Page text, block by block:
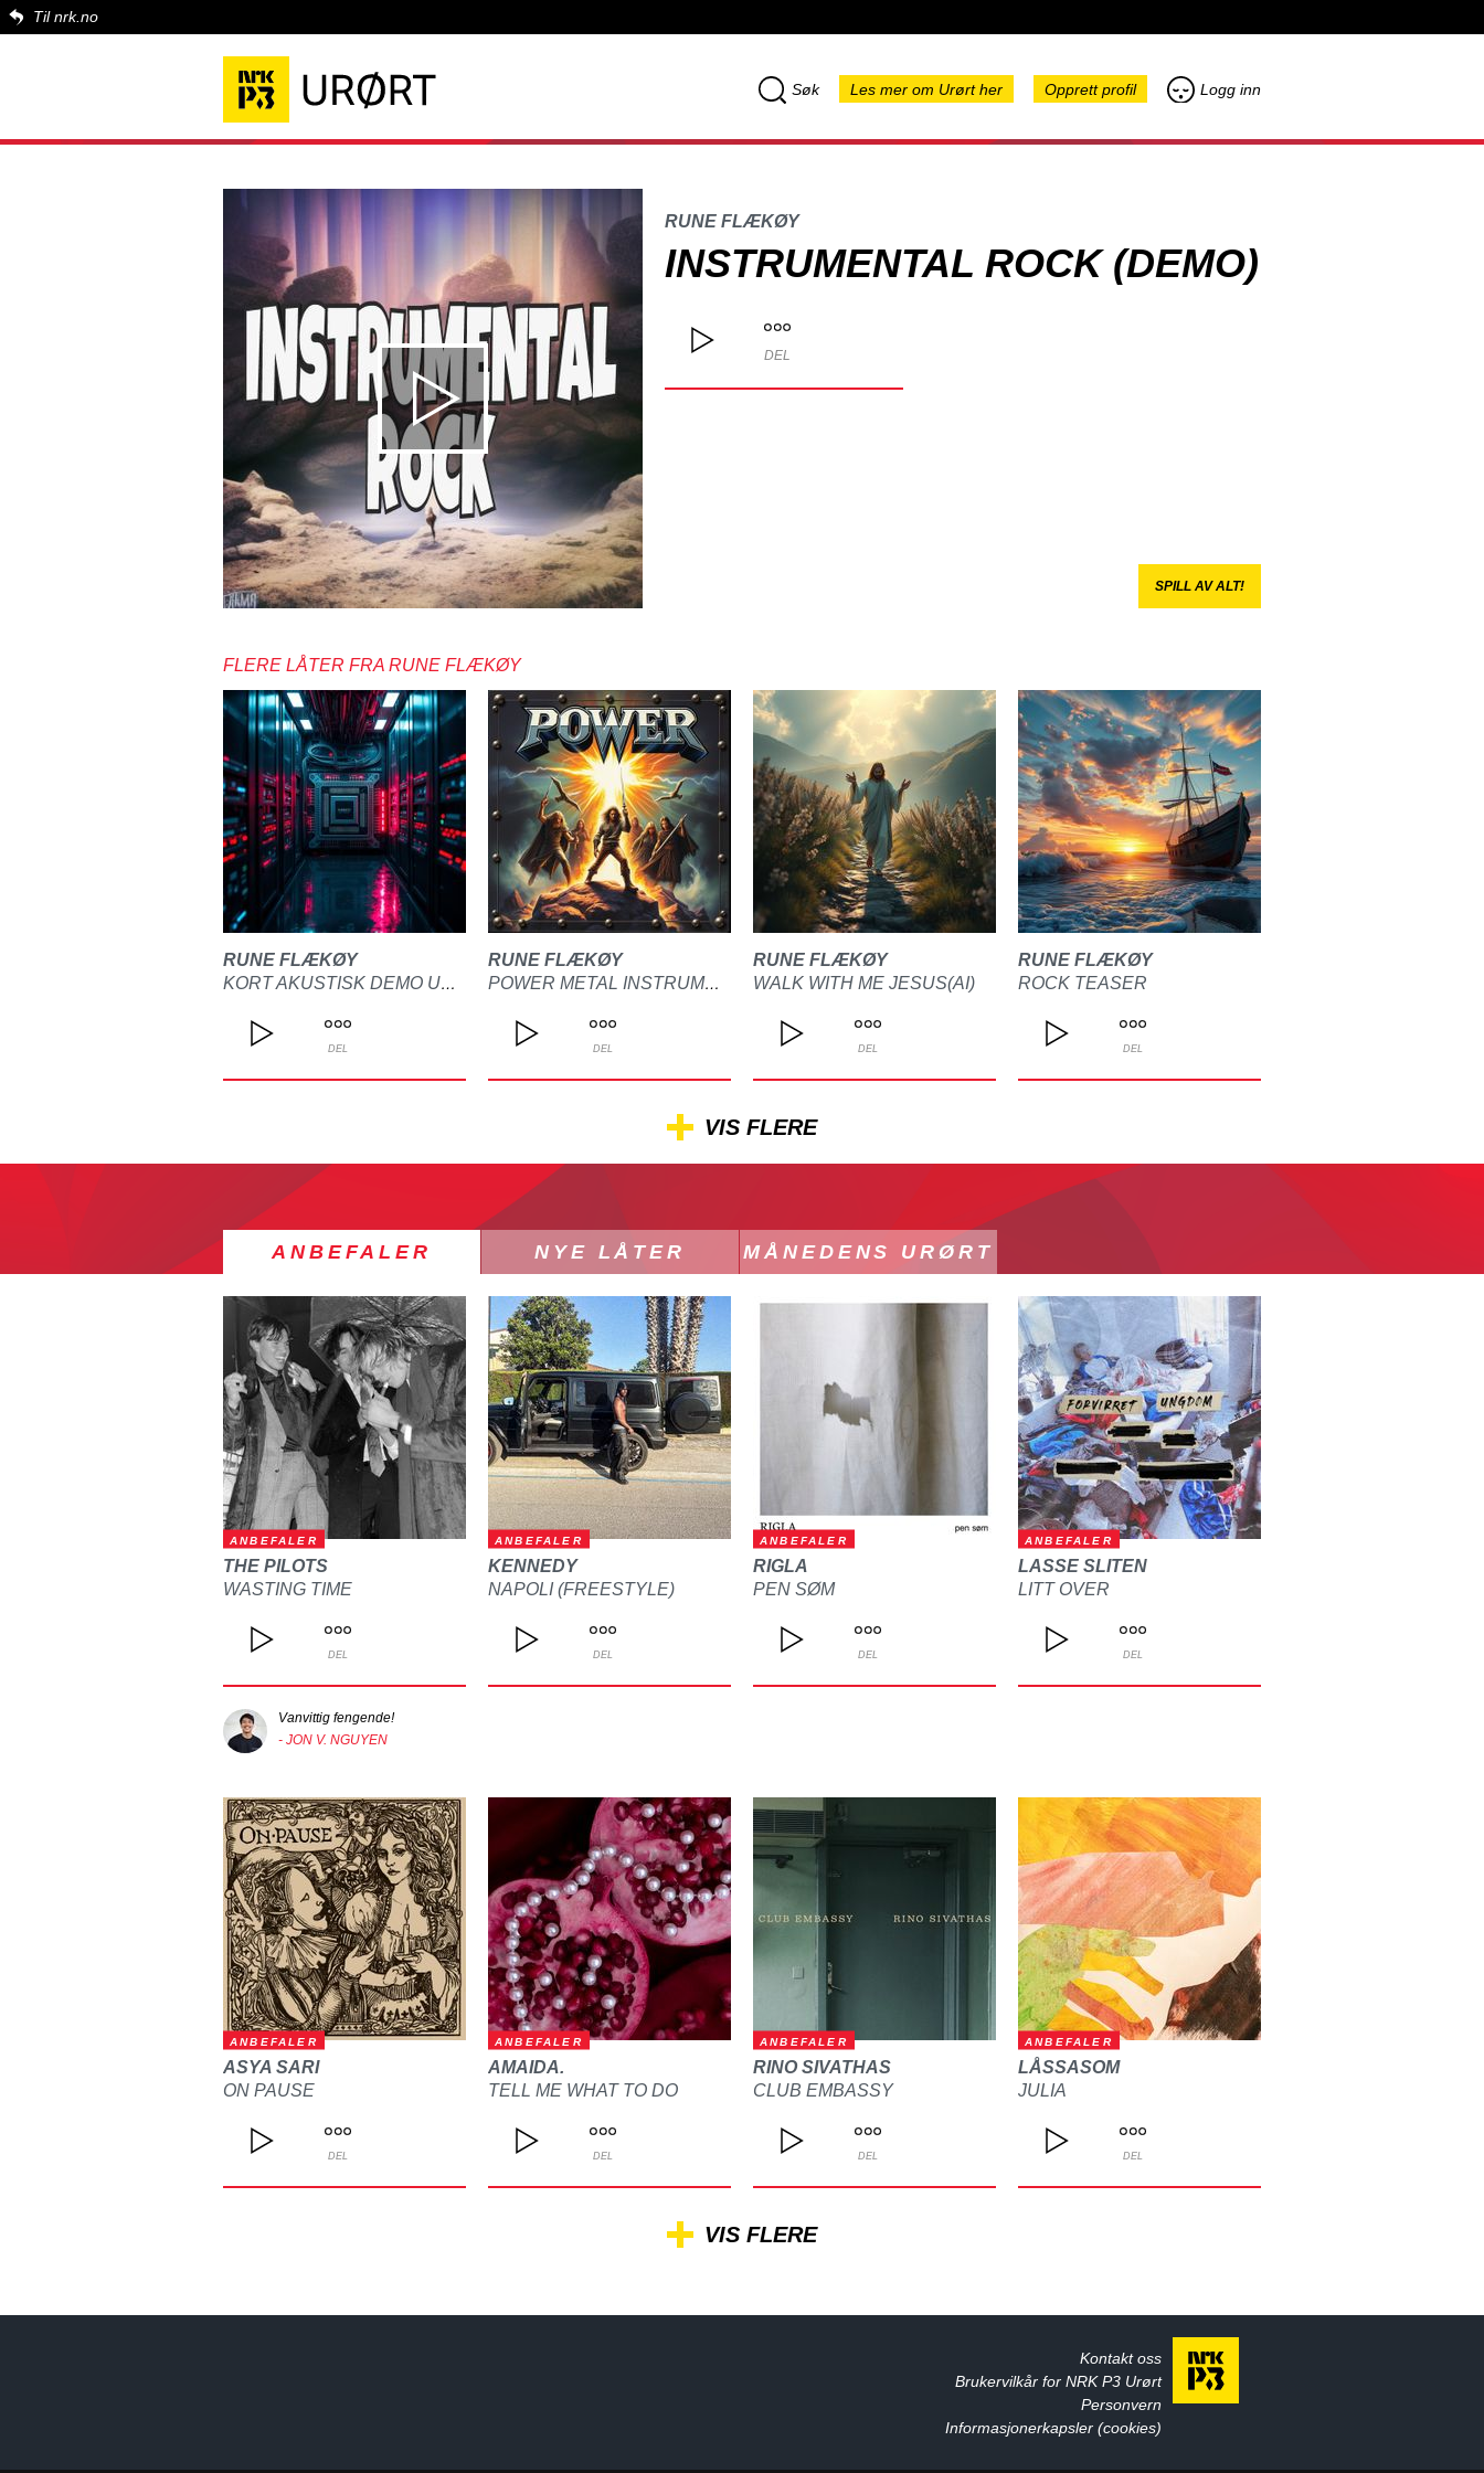
Til nrk.no
Søk Les mer om Urørt her Opprett profil Logg inn
RUNE FLÆKØY
INSTRUMENTAL ROCK (DEMO)
DEL
SPILL AV ALT!
FLERE LÅTER FRA RUNE FLÆKØY
RUNE FLÆKØY
KORT AKUSTISK DEMO UTEN TEKST
DEL
RUNE FLÆKØY
POWER METAL INSTRUMENTAL(DEMO)
DEL
RUNE FLÆKØY
WALK WITH ME JESUS(AI)
DEL
RUNE FLÆKØY
ROCK TEASER
DEL
VIS FLERE
ANBEFALER NYE LÅTER MÅNEDENS URØRT
ANBEFALER
THE PILOTS
WASTING TIME
DEL
Vanvittig fengende!
- JON V. NGUYEN
ANBEFALER
KENNEDY
NAPOLI (FREESTYLE)
DEL
ANBEFALER
RIGLA
PEN SØM
DEL
ANBEFALER
LASSE SLITEN
LITT OVER
DEL
ANBEFALER
ASYA SARI
ON PAUSE
DEL
ANBEFALER
AMAIDA.
TELL ME WHAT TO DO
DEL
ANBEFALER
RINO SIVATHAS
CLUB EMBASSY
DEL
ANBEFALER
LÅSSASOM
JULIA
DEL
VIS FLERE
Kontakt oss
Brukervilkår for NRK P3 Urørt
Personvern
Informasjonerkapsler (cookies)